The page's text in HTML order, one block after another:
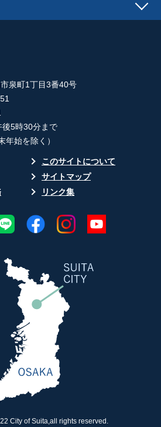
泉町1丁目3番40号
後5時30分まで
年始を除く）
このサイトについて
サイトマップ
リンク集
City of Suita,all rights reserved.